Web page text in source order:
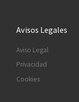
Avisos Legales
Aviso Legal
Privacidad
Cookies